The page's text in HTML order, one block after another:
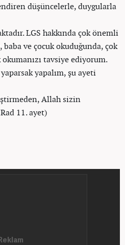
düşüncelerle, duygularla
LGS hakkında çok önemli
ve çocuk okuduğunda, çok
tavsiye ediyorum.
yapalım, şu ayeti
Allah sizin
11. ayet)